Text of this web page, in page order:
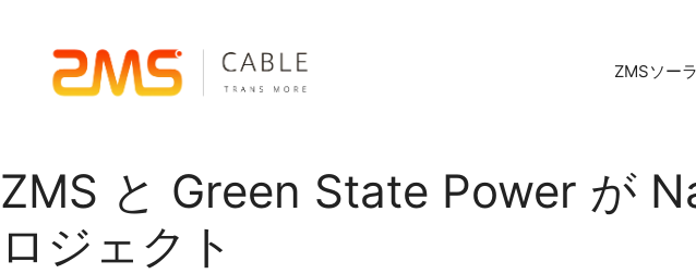
ZMSソー
ZMS と Green State Power が
ロジェクト